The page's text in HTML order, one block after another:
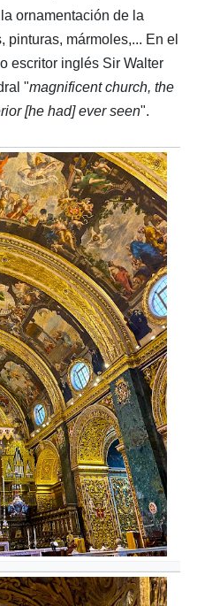
ornamentación de la
pinturas, mármoles,... En el
escritor inglés Sir Walter
"magnificent church, the
[he had] ever seen".